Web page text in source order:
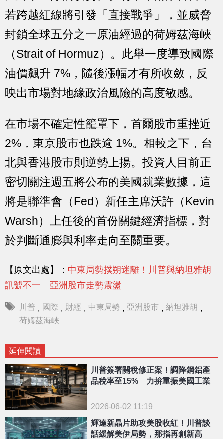
若跨越紅線將引發「直接戰爭」，並威脅
封鎖全球五分之一原油經過的荷姆茲海峽
（Strait of Hormuz）。此舉一度導致國際
油價飆升 7%，隨後漲幅才有所收斂，反
映出市場對地緣政治風險的高度敏感。
在市場不確定性籠罩下，首爾股市重挫近
2%，東京股市也跌逾 1%。相較之下，台
北與香港股市則逆勢上揚。投資人目前正
密切關注週五將公布的美國就業數據，這
將是聯準會（Fed）新任主席沃許（Kevin
Warsh）上任後的首份關鍵經濟指標，對
於判斷通膨與利率走向至關重要。
【原文出處】： 中東局勢撲朔迷離！川普與納坦雅胡
訊號不一 亞洲股市走勢震盪
川普 , 國際 , 財經 , 中東局勢 , 亞洲股市 , 納坦雅胡 ,
荷姆茲海峽
延伸閱讀
川普簽署關稅修正案！調降鋼鋁產
品稅率至15% 力拚重振美國工業
2026-06-02 11:19
輝達新晶片助攻美股收紅！川普談
話緩解美伊局勢，那指再創新高